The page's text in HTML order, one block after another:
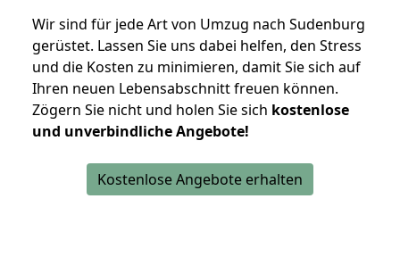
Wir sind für jede Art von Umzug nach Sudenburg
gerüstet. Lassen Sie uns dabei helfen, den Stress
und die Kosten zu minimieren, damit Sie sich auf
Ihren neuen Lebensabschnitt freuen können.
Zögern Sie nicht und holen Sie sich kostenlose
und unverbindliche Angebote!
Kostenlose Angebote erhalten